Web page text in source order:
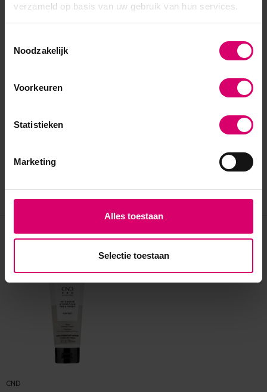
verzameld op basis van uw gebruik van hun services.
Noodzakelijk
Voorkeuren
Statistieken
Marketing
Alles toestaan
Selectie toestaan
Eerder bekeken
CND